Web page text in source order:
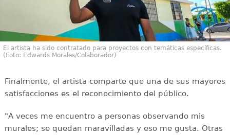
El artista ha sido contratado para proyectos con temáticas específicas.
(Foto: Edwards Morales/Colaborador)
Finalmente, el artista comparte que una de sus mayores
satisfacciones es el reconocimiento del público.
"A veces me encuentro a personas observando mis
murales; se quedan maravilladas y eso me gusta. Otras